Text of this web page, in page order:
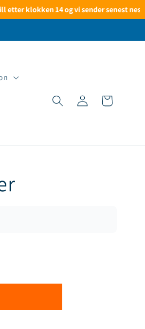
klokken 14 og vi sender senest neste
Logg
inn
Handlekurv